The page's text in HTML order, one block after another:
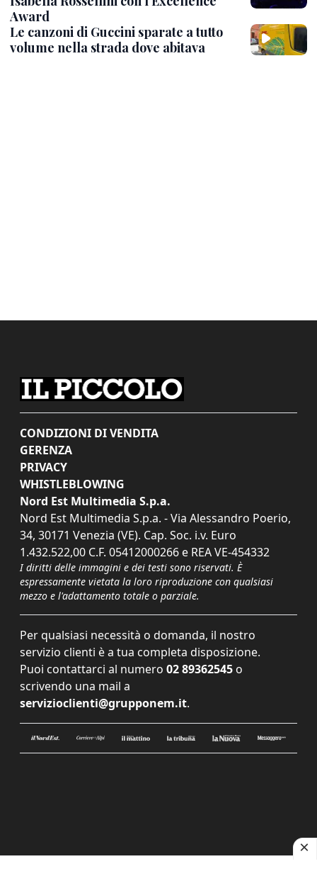
Award
Le canzoni di Guccini sparate a tutto
volume nella strada dove abitava
CONDIZIONI DI VENDITA
GERENZA
PRIVACY
WHISTLEBLOWING
Nord Est Multimedia S.p.a.
Nord Est Multimedia S.p.a. - Via Alessandro Poerio,
34, 30171 Venezia (VE). Cap. Soc. i.v. Euro
1.432.522,00 C.F. 05412000266 e REA VE-454332
I diritti delle immagini e dei testi sono riservati. È
espressamente vietata la loro riproduzione con qualsiasi
mezzo e l'adattamento totale o parziale.
Per qualsiasi necessità o domanda, il nostro
servizio clienti è a tua completa disposizione.
Puoi contattarci al numero 02 89362545 o
scrivendo una mail a
servizioclienti@grupponem.it.